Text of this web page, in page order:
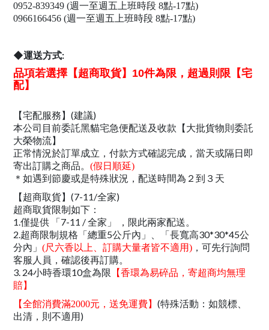
0952-839349 (週一至週五上班時段 8點-17點)
0966166456 (週一至週五上班時段 8點-17點)
◆運送方式:
品項若選擇【超商取貨】10件為限，超過則限【宅
配】
【宅配服務】(建議)
本公司目前委託黑貓宅急便配送及收款【大批貨物則委託
大榮物流】
正常情況於訂單成立，付款方式確認完成，當天或隔日即
寄出訂購之商品。 (假日順延)
＊如遇到節慶或是特殊狀況，配送時間為２到３天
【超商取貨】(7-11/全家)
超商取貨限制如下：
1.僅提供 「7-11 / 全家」 ，限此兩家配送。
2.超商限制規格「總重5公斤內」、「長寬高30*30*45公
分內」 (尺六香以上、訂購大量者皆不適用) ，可先行詢問
客服人員，確認後再訂購。
3. 24小時香環10盒為限 【香環為易碎品，寄超商均無理
賠】
【全館消費滿2000元，送免運費】 (特殊活動：如競標、
出清，則不適用)